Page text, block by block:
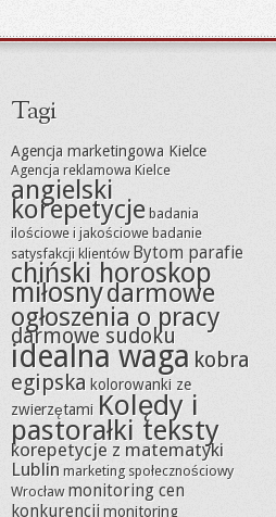
Tagi
Agencja marketingowa Kielce
Agencja reklamowa Kielce
angielski
korepetycje badania
ilościowe i jakościowe badanie
satysfakcji klientów Bytom parafie
chiński horoskop
miłosnydarmowe
ogłoszenia o pracy
darmowe sudoku
idealna waga kobra
egipska kolorowanki ze
zwierzętami Kolędy i
pastorałki teksty
korepetycje z matematyki
Lublin marketing społecznościowy
Wrocław monitoring cen
konkurencjimonitoring